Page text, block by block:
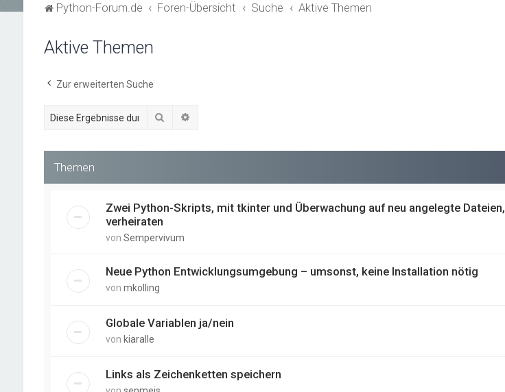
Python-Forum.de Foren-Übersicht Suche Aktive Themen
Aktive Themen
Zur erweiterten Suche
Suche
Themen
Zwei Python-Skripts, mit tkinter und Überwachung auf neu angelegte Dateien,
verheiraten
von Sempervivum
Neue Python Entwicklungsumgebung – umsonst, keine Installation nötig
von mkolling
Globale Variablen ja/nein
von kiaralle
Links als Zeichenketten speichern